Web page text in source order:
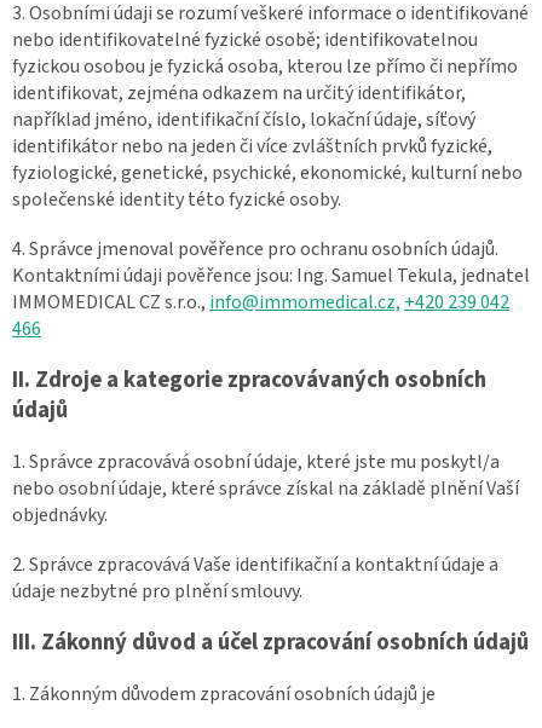
3. Osobními údaji se rozumí veškeré informace o identifikované
nebo identifikovatelné fyzické osobě; identifikovatelnou
fyzickou osobou je fyzická osoba, kterou lze přímo či nepřímo
identifikovat, zejména odkazem na určitý identifikátor,
například jméno, identifikační číslo, lokační údaje, síťový
identifikátor nebo na jeden či více zvláštních prvků fyzické,
fyziologické, genetické, psychické, ekonomické, kulturní nebo
společenské identity této fyzické osoby.
4. Správce jmenoval pověřence pro ochranu osobních údajů.
Kontaktními údaji pověřence jsou: Ing. Samuel Tekula, jednatel
IMMOMEDICAL CZ s.r.o., info@immomedical.cz, +420 239 042
466
II. Zdroje a kategorie zpracovávaných osobních
údajů
1. Správce zpracovává osobní údaje, které jste mu poskytl/a
nebo osobní údaje, které správce získal na základě plnění Vaší
objednávky.
2. Správce zpracovává Vaše identifikační a kontaktní údaje a
údaje nezbytné pro plnění smlouvy.
III. Zákonný důvod a účel zpracování osobních údajů
1. Zákonným důvodem zpracování osobních údajů je